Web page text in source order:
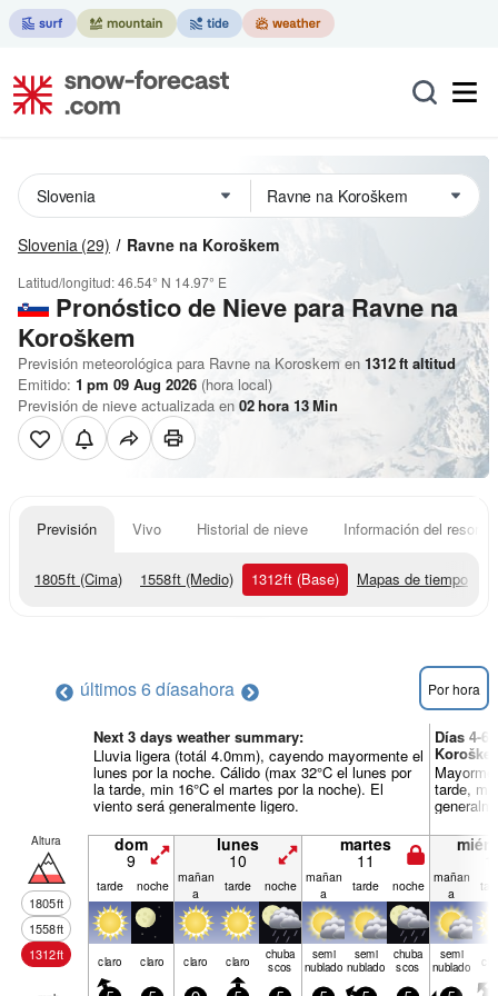
Slovenia (29) Ravne na Koroškem
Latitud/longitud:46.54° N 14.97° E
Pronóstico de Nieve para Ravne na
Koroškem
Previsión meteorológica para Ravne na Koroskem en 1312ft altitud
Emitido: 1 pm 09 Aug 2026 (hora local)
Previsión de nieve actualizada en 02hora 13Min
Previsión Vivo Historial de nieve Información del resort
1805ft (Cima) 1558ft (Medio) 1312ft (Base) Mapas de tiempo
últimos 6 díasahora Por hora
Next 3 days weather summary:
Lluvia ligera (totál 4.0mm), cayendo mayormente el
lunes por la noche. Cálido (max 32°C el lunes por
la tarde, min 16°C el martes por la noche). El
viento será generalmente ligero.
Días 4-6
tarde,
Altura
1805ft
1558ft
1312ft
dom
9
lunes
10
martes
11
tarde noche mañan
a
tarde noche mañan
a
tarde noche mañan
a
claro claro claro claro chuba
scos
semi
nublado
semi
nublado
chuba
scos
semi
nublado